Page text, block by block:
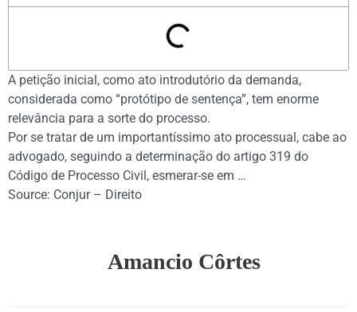
A petição inicial, como ato introdutório da demanda,
considerada como “protótipo de sentença”, tem enorme
relevância para a sorte do processo.
Por se tratar de um importantíssimo ato processual, cabe ao
advogado, seguindo a determinação do artigo 319 do
Código de Processo Civil, esmerar-se em …
Source: Conjur – Direito
Amancio Côrtes